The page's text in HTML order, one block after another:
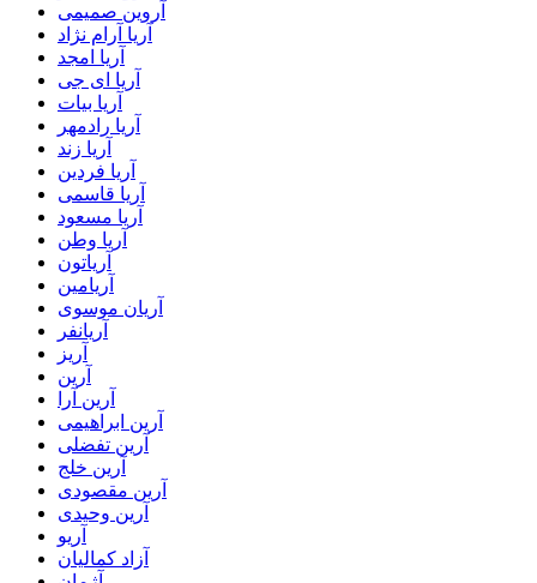
آروین صمیمی
آریا آرام نژاد
آریا امجد
آریا ای جی
آریا بیات
آریا رادمهر
آریا زند
آریا فردین
آریا قاسمی
آریا مسعود
آریا وطن
آریاتون
آریامین
آریان موسوی
آریانفر
آریز
آرین
آرین آرا
آرین ابراهیمی
آرین تفضلی
آرین خلج
آرین مقصودی
آرین وحیدی
آریو
آزاد کمالیان